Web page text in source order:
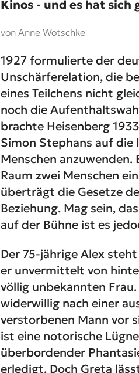
Kinos - und es hat sich
von Anne Wotschke
1927 formulierte der
Unschärferelation, die
eines Teilchens nicht
noch die
brachte Heisenberg
Simon Stephans auf die
Menschen
Raum zwei Menschen
überträgt die Gesetze
Beziehung. Mag sein,
auf der Bühne ist es
Der 75-jährige Alex
er unvermittelt von
völlig unbekannten
widerwillig nach einer
verstorbenen Mann vor
ist eine notorische
überbordender
erledigt. Doch Greta